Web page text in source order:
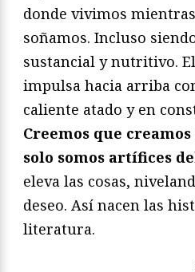
donde vivimos
soñamos. Incluso
sustancial y nutritivo.
impulsa hacia arriba
caliente atado y en
Creemos que
solo somos artífices
eleva las cosas,
deseo. Así nacen las
literatura.